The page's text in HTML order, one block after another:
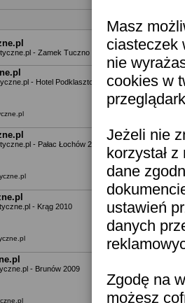
Masz
ciasteczek
nie
cookies w
Jeżeli nie
korzystał
dane
ustawień
danych
Zgodę na
możesz
- Zamek Tuczno 2013
- Hotel Podklasztorze 2012
- Pałac Łochów 2011
- Krąg 2010
- Brunów 2009